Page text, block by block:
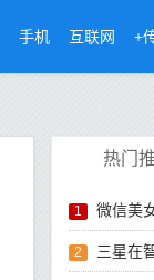
手机 互联网 +
热门
1 微信美女头
2 三星在